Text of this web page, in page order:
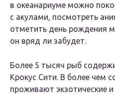
в океанариуме можно
с акулами, посмотреть
отметить день рождения
он вряд ли забудет.
Более 5 тысяч рыб
Крокус Сити. В более чем
проживают экзотические